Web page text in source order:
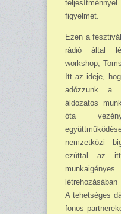
figyelmet.
Ezen a
rádió által
workshop,
Itt az ideje,
adózzunk a
áldozatos
óta
nemzetközi
ezúttal az
A tehetséges
fonos